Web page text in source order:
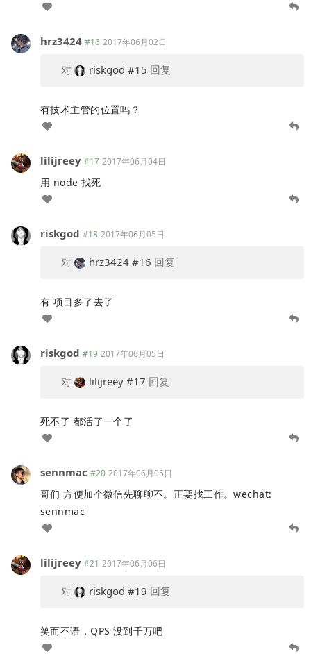
hrz3424 #16 2017年06月02日
对 riskgod #15 回复
有技术主管的位置吗？
lilijreey #17 2017年06月04日
用 node 找死
riskgod #18 2017年06月05日
对 hrz3424 #16 回复
有 项目多了去了
riskgod #19 2017年06月05日
对 lilijreey #17 回复
死不了 都活了一个了
sennmac #20 2017年06月05日
哥们 方便加个微信先聊聊不。正要找工作。wechat:
sennmac
lilijreey #21 2017年06月06日
对 riskgod #19 回复
笑而不语，QPS 没到千万吧